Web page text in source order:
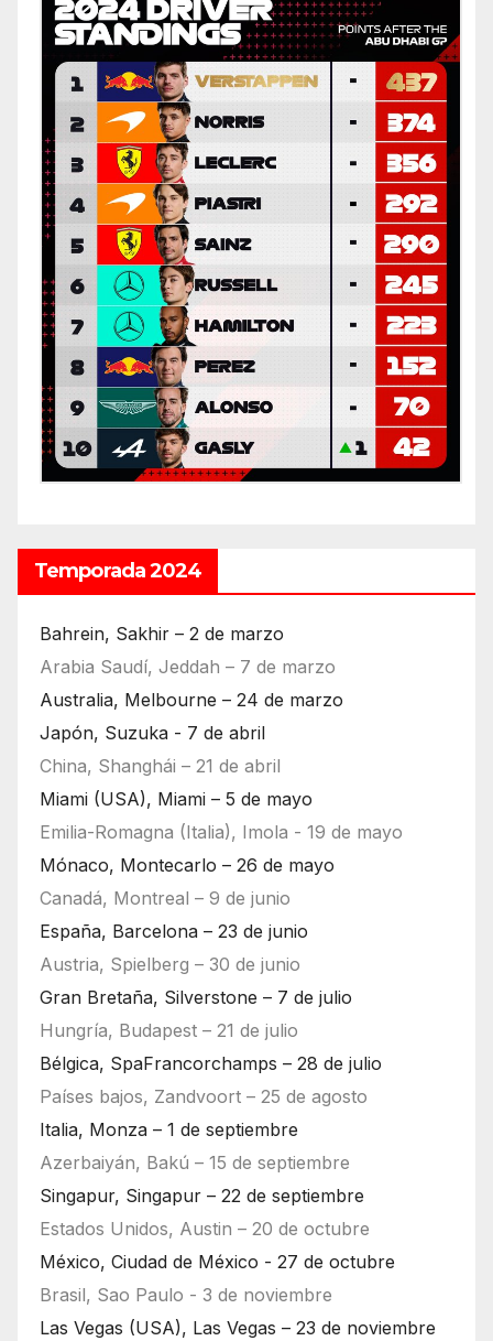
Temporada 2024
Bahrein, Sakhir – 2 de marzo
Arabia Saudí, Jeddah – 7 de marzo
Australia, Melbourne – 24 de marzo
Japón, Suzuka - 7 de abril
China, Shanghái – 21 de abril
Miami (USA), Miami – 5 de mayo
Emilia-Romagna (Italia), Imola - 19 de mayo
Mónaco, Montecarlo – 26 de mayo
Canadá, Montreal – 9 de junio
España, Barcelona – 23 de junio
Austria, Spielberg – 30 de junio
Gran Bretaña, Silverstone – 7 de julio
Hungría, Budapest – 21 de julio
Bélgica, SpaFrancorchamps – 28 de julio
Países bajos, Zandvoort – 25 de agosto
Italia, Monza – 1 de septiembre
Azerbaiyán, Bakú – 15 de septiembre
Singapur, Singapur – 22 de septiembre
Estados Unidos, Austin – 20 de octubre
México, Ciudad de México - 27 de octubre
Brasil, Sao Paulo - 3 de noviembre
Las Vegas (USA), Las Vegas – 23 de noviembre